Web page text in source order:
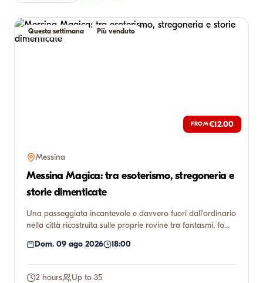
Questa settimana Più venduto
FROM€12.00
Messina
Messina Magica: tra esoterismo, stregoneria e
storie dimenticate
Una passeggiata incantevole e davvero fuori dall'ordinario
nella città ricostruita sulle proprie rovine tra fantasmi, fo...
Dom. 09 ago 2026
18:00
2 hours Up to 35